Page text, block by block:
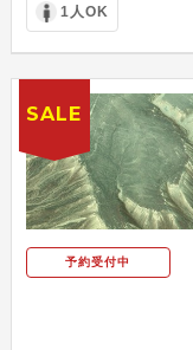
1人OK
予約受付中
SALE